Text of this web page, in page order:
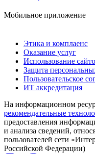
Мобильное приложение
Этика и комплаенс
Оказание услуг
Использование
Защита
Пользовательское
ИТ аккредитация
На информационном
рекомендательные
предоставления
и анализа сведений,
пользователей сети
Российской Федерации)